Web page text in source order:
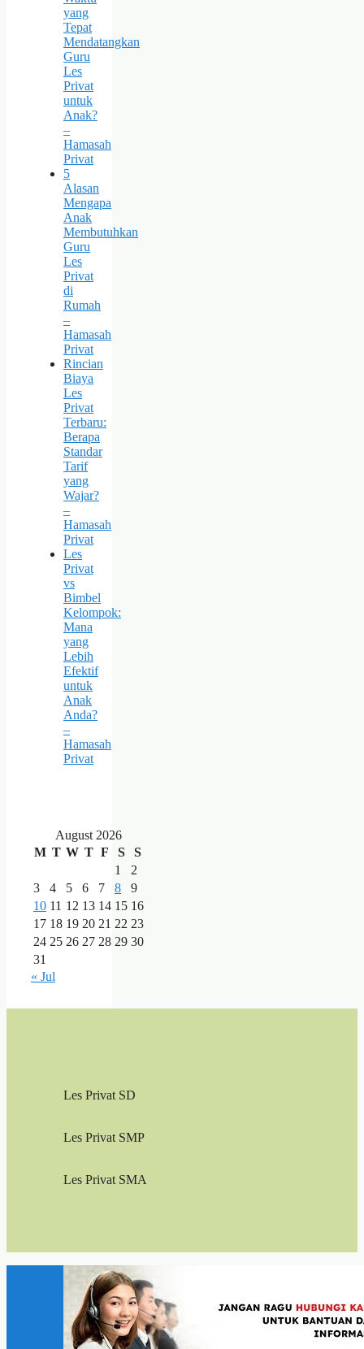
yang
Tepat
Mendatangkan
Guru
Les
Privat
untuk
Anak?
–
Hamasah
Privat
5
Alasan
Mengapa
Anak
Membutuhkan
Guru
Les
Privat
di
Rumah
–
Hamasah
Privat
Rincian
Biaya
Les
Privat
Terbaru:
Berapa
Standar
Tarif
yang
Wajar?
–
Hamasah
Privat
Les
Privat
vs
Bimbel
Kelompok:
Mana
yang
Lebih
Efektif
untuk
Anak
Anda?
–
Hamasah
Privat
August 2026
M T W T F S
S
1
2
3
4 5 6 7 8
9
10 11 12 13 14 15 16
17 18 19 20 21 22 23
24 25 26 27 28 29 30
31
« Jul
Les Privat SD
Les Privat SMP
Les Privat SMA